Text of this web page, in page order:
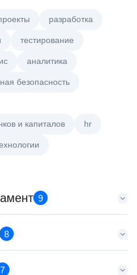
разработка
тестирование
аналитика
безопасность
и капиталов hr
9
клиентами (КАМ)
8
среднего и крупного
7